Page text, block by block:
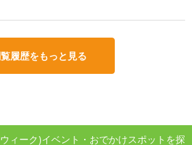
履歴をもっと見る
ィーク)イベント・おでかけスポットを探